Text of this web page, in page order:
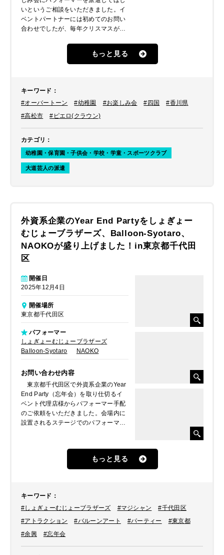
いというご相談をいただきました。イ
ベントパートナーには初めてのお問い
合わせでしたが、毎年クリスマスが近
呼んで園児達に楽しんでいただいてい
るそうです。ホームページをご覧いた
しました。
もっと見る
キーワード ：
#オーバートーン
#幼稚園 #お楽しみ会 #四国
#香川県
#高松市
#ピエロ(クラウン)
カテゴリ ：
幼稚園・保育園・子供会・学校・学童・スポーツクラブ
大道芸人の派遣
外資系企業のYear End Partyをしょぎょー
むじょーブラザーズ、Balloon-Syotaro、
NAOKOが盛り上げました！in東京都千代田
区
開催日
2025年12月4日
開催場所
東京都千代田区
パフォーマー
しょぎょーむじょーブラザーズ
Balloon-Syotaro
NAOKO
お問い合わせ内容
東京都千代田区で外資系企業のYear
End Party（忘年会）を取り仕切るイ
ベント代理店様からパフォーマー手配
のご依頼をいただきました。会場内に
設置されるステージでのパフォーマン
やマジックで来場者を楽しませてくれ
るパフォーマーをご希望されました。
主催者側の希望などをヒアリングする
ょぎょーむじょーブラザーズを、キッ
ズスペースにはBalloon-Syotaro、
NAOKOをキャスティングさせていた
もっと見る
キーワード ：
#しょぎょーむじょーブラザーズ
#マジシャン
#千代田区
#アトラクション
#バルーンアート #パーティー
#東京都
#余興
#忘年会